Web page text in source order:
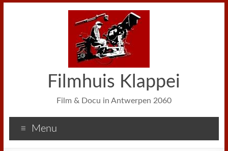
Filmhuis Klappei
Film & Docu in Antwerpen 2060
Menu